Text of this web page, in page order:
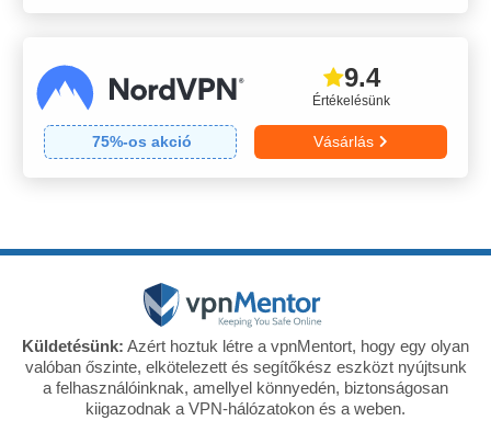
Értékelésünk
9.4
75%-os akció Vásárlás
Küldetésünk: Azért hoztuk létre a vpnMentort, hogy egy olyan
valóban őszinte, elkötelezett és segítőkész eszközt nyújtsunk
a felhasználóinknak, amellyel könnyedén, biztonságosan
kiigazodnak a VPN-hálózatokon és a weben.